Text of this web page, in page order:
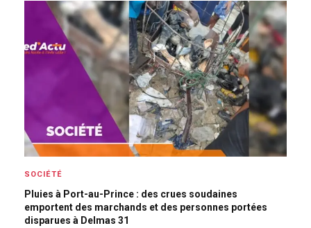
SOCIÉTÉ
Pluies à Port-au-Prince : des crues soudaines
emportent des marchands et des personnes portées
disparues à Delmas 31